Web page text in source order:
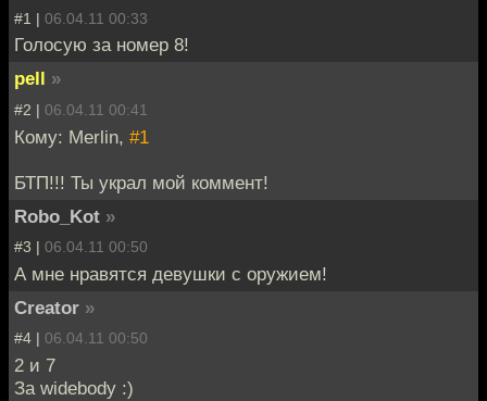
#1 | 06.04.11 00:33
Голосую за номер 8!
pell »
#2 | 06.04.11 00:41
Кому: Merlin, #1
БТП!!! Ты украл мой коммент!
Robo_Kot »
#3 | 06.04.11 00:50
А мне нравятся девушки с оружием!
Creator »
#4 | 06.04.11 00:50
2 и 7
За widebody :)